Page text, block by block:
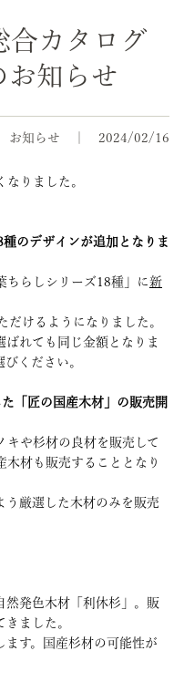
合カタログ
知らせ
お知らせ 2024/02/16
りました。
のデザインが追加となりま
らしシリーズ18種」に 新
けるようになりました。
れても同じ金額となりま
ください。
「匠の国産木材」の販売開
や杉材の良材を販売して
木材も販売することとなり
厳選した木材のみを販売
発色木材「利休杉」。販
ました。
す。国産杉材の可能性が